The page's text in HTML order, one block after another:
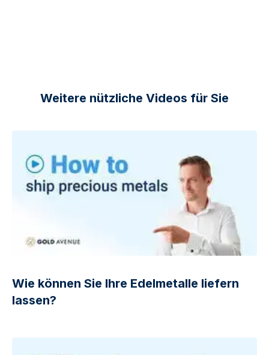
Weitere nützliche Videos für Sie
Wie können Sie Ihre Edelmetalle liefern
lassen?